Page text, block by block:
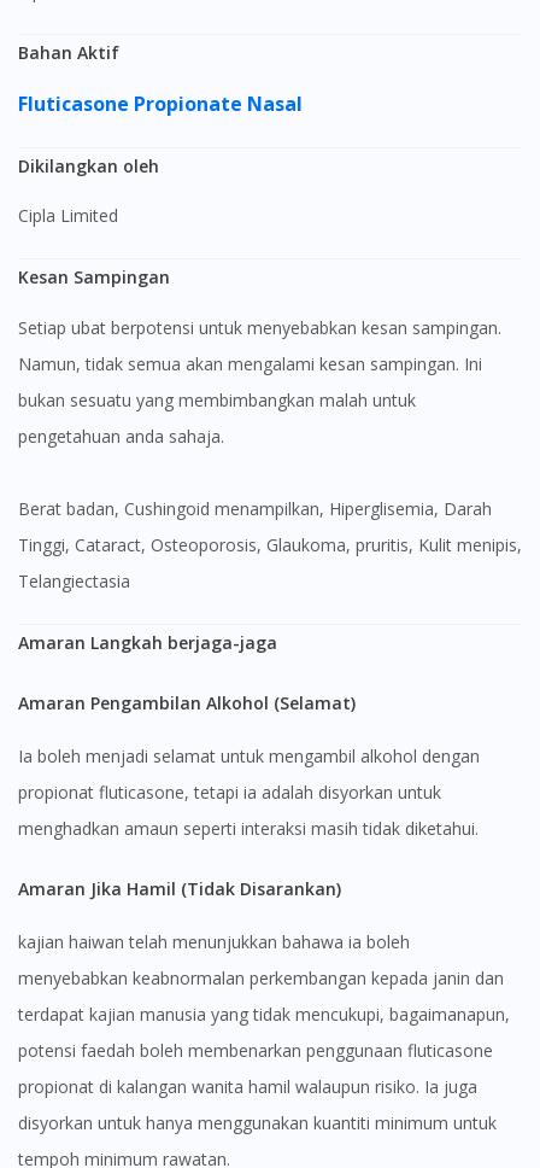
Bahan Aktif
Fluticasone Propionate Nasal
Dikilangkan oleh
Cipla Limited
Kesan Sampingan
Setiap ubat berpotensi untuk menyebabkan kesan sampingan.
Namun, tidak semua akan mengalami kesan sampingan. Ini
bukan sesuatu yang membimbangkan malah untuk
pengetahuan anda sahaja.
berat badan, Cushingoid menampilkan, Hiperglisemia, Darah
Tinggi, Cataract, Osteoporosis, Glaukoma, pruritis, Kulit menipis,
Telangiectasia
Amaran Langkah berjaga-jaga
Amaran Pengambilan Alkohol (Selamat)
Ia boleh menjadi selamat untuk mengambil alkohol dengan
propionat fluticasone, tetapi ia adalah disyorkan untuk
menghadkan amaun seperti interaksi masih tidak diketahui.
Amaran Jika Hamil (Tidak Disarankan)
kajian haiwan telah menunjukkan bahawa ia boleh
menyebabkan keabnormalan perkembangan kepada janin dan
terdapat kajian manusia yang tidak mencukupi, bagaimanapun,
potensi faedah boleh membenarkan penggunaan fluticasone
propionat di kalangan wanita hamil walaupun risiko. Ia juga
disyorkan untuk hanya menggunakan kuantiti minimum untuk
tempoh minimum rawatan.